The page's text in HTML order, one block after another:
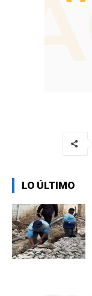
LO ÚLTIMO